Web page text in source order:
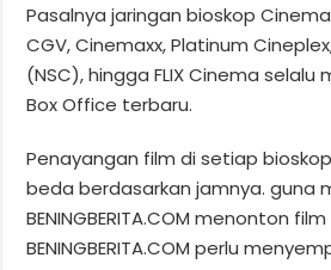
Pasalnya jaringan bioskop Cinema
CGV, Cinemaxx, Platinum
(NSC), hingga FLIX Cinema selalu
Box Office terbaru.
Penayangan film di setiap
beda berdasarkan jamnya. guna
BENINGBERITA.COM menonton
BENINGBERITA.COM perlu